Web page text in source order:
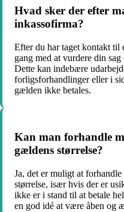
Hvad sker der efter
inkassofirma?
Efter du har taget kontakt til
gang med at vurdere din
Dette kan indebære
forligsforhandlinger eller i
gælden ikke betales.
Kan man forhandle
gældens størrelse?
Ja, det er muligt at
størrelse, især hvis der er
ikke er i stand til at betale
en god idé at være åben og